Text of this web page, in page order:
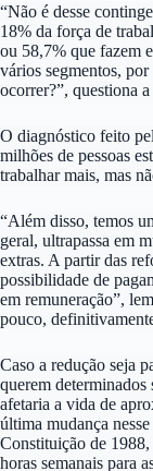
“Não é desse
18% da força de
ou 58,7% que fazem
vários segmentos,
ocorrer?”, questiona
O diagnóstico feito
milhões de pessoas
trabalhar mais, mas
“Além disso, temos
geral, ultrapassa em
extras. A partir das
possibilidade de
em remuneração”,
pouco,
Caso a redução seja
querem determinados
afetaria a vida de
última mudança
Constituição de
horas semanais para